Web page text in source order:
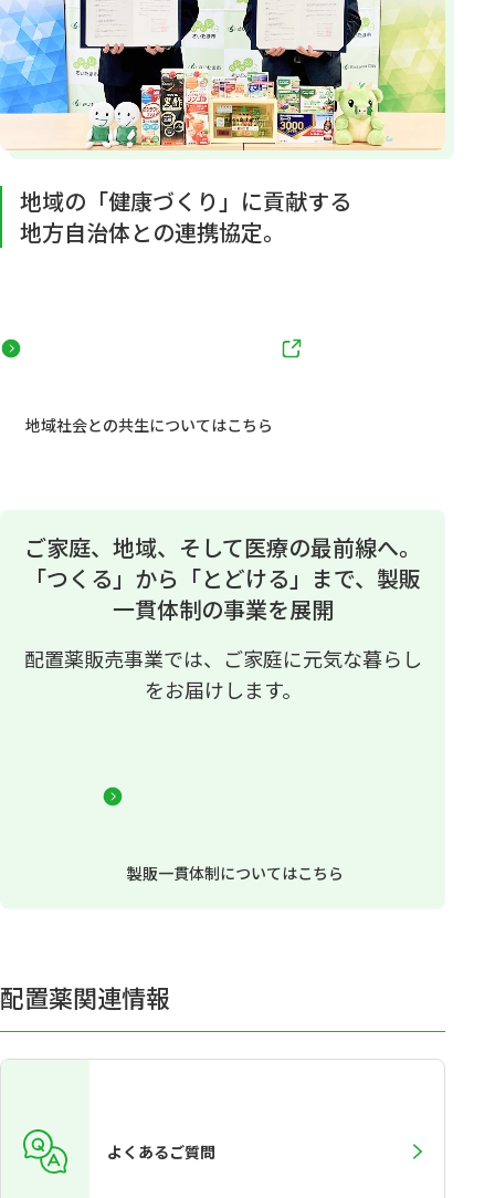
地域の「健康づくり」に貢献する
地方自治体との連携協定。
地域社会との共生についてはこちら
ご家庭、地域、そして医療の最前線へ。
「つくる」から「とどける」まで、製販
一貫体制の事業を展開
配置薬販売事業では、ご家庭に元気な暮らし
をお届けします。
製販一貫体制についてはこちら
配置薬関連情報
よくあるご質問